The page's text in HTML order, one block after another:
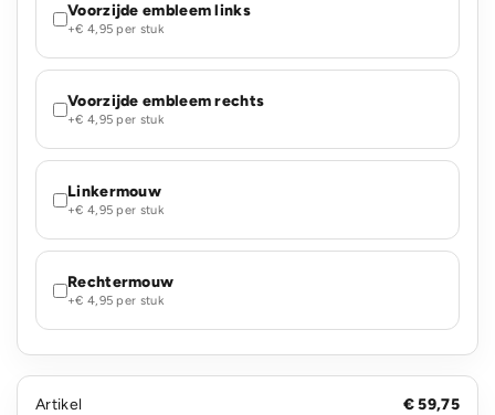
Voorzijde embleem links
+€ 4,95 per stuk
Voorzijde embleem rechts
+€ 4,95 per stuk
Linkermouw
+€ 4,95 per stuk
Rechtermouw
+€ 4,95 per stuk
Artikel
€ 59,75